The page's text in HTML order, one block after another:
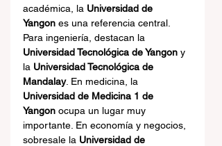
académica, la Universidad de
Yangon es una referencia central.
Para ingeniería, destacan la
Universidad Tecnológica de Yangon y
la Universidad Tecnológica de
Mandalay. En medicina, la
Universidad de Medicina 1 de
Yangon ocupa un lugar muy
importante. En economía y negocios,
sobresale la Universidad de